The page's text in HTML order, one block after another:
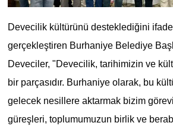
Devecilik kültürünü desteklediğini
gerçekleştiren Burhaniye Belediye
Deveciler, "Devecilik, tarihimizin ve
bir parçasıdır. Burhaniye olarak, bu
gelecek nesillere aktarmak bizim
güreşleri, toplumumuzun birlik ve